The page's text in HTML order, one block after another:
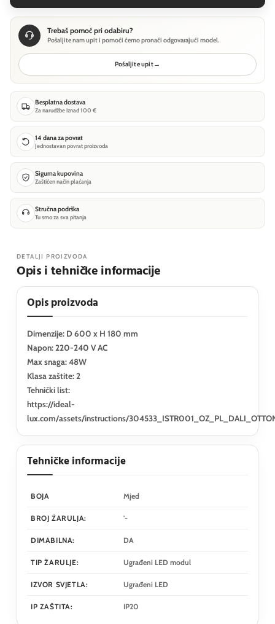
Trebaš pomoć pri odabiru?
Pošaljite nam upit i pomoći ćemo pronaći odgovarajući model.
Pošaljite upit→
Besplatna dostava
Za narudžbe iznad 100 €
14 dana za povrat
Jednostavan povrat proizvoda
Sigurna kupovina
Zaštićen način plaćanja
Stručna podrška
Tu smo za sva pitanja
DETALJI PROIZVODA
Opis i tehničke informacije
Opis proizvoda
Dimenzije: D 600 x H 180 mm
Napon: 220-240 V AC
Max snaga: 48W
Klasa zaštite: 2
Tehnički list:
https://ideal-
lux.com/assets/instructions/
Tehničke informacije
BOJA Mjed
BROJ ŽARULJA: '-
DIMABILNA: DA
TIP ŽARULJE: Ugrađeni LED modul
IZVOR SVJETLA: Ugrađeni LED
IP ZAŠTITA: IP20